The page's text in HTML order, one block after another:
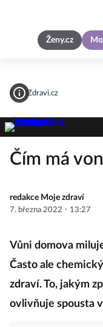
Ženy.cz
MojeZdravi.cz
Čím má
redakce Moje zdraví
7. března 2022 · 13:27
Vůni domova
Často ale
zdraví. To, jakým
ovlivňuje spousta